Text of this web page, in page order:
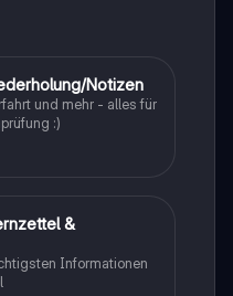
Notizen
und mehr - alles für
:)
&
Informationen